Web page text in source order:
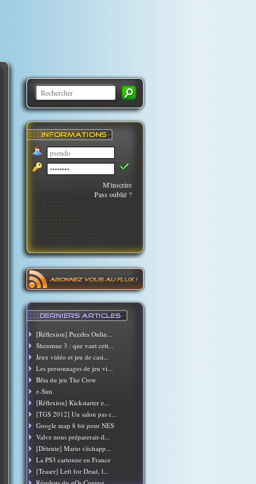
M'inscrire
Pass oublié ?
[Réflexion] Puzzles Onlin...
Shenmue 3 : que vaut cett...
Jeux vidéo et jeu de casi...
Les personnages de jeu vi...
Bêta du jeu The Crew
e-Sim
[Réflexion] Kickstarter e...
[TGS 2012] Un salon pas c...
Google map 8 bit pour NES
Valve nous préparerait-il...
[Détente] Mario s'échapp...
La PS3 cartonne en France
[Teaser] Left for Dead, l...